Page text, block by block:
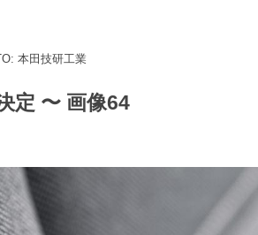
本田技研工業
定 〜 画像64